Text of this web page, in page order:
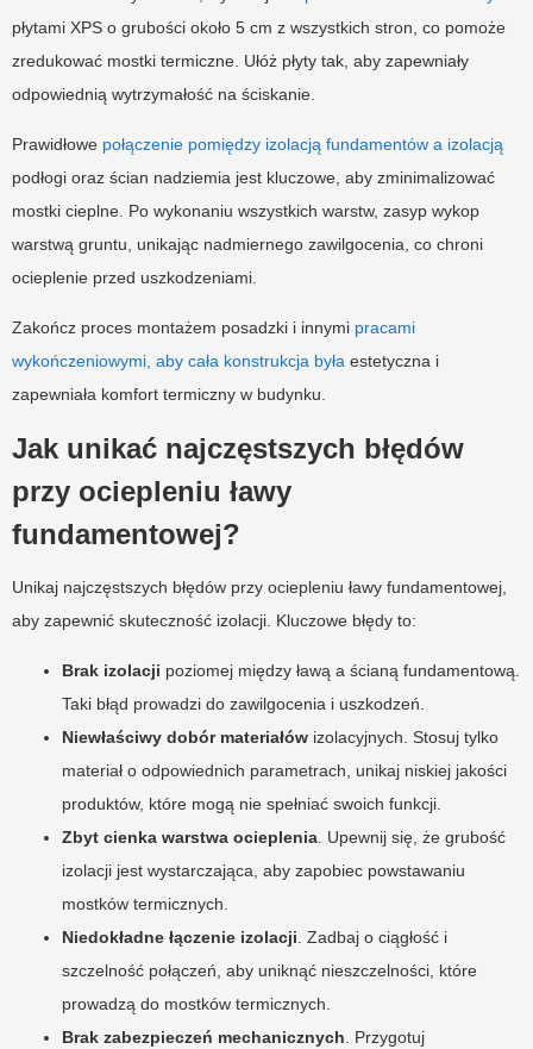
płytami XPS o grubości około 5 cm z wszystkich stron, co pomoże
zredukować mostki termiczne. Ułóż płyty tak, aby zapewniały
odpowiednią wytrzymałość na ściskanie.
Prawidłowe połączenie pomiędzy izolacją fundamentów a izolacją
podłogi oraz ścian nadziemia jest kluczowe, aby zminimalizować
mostki cieplne. Po wykonaniu wszystkich warstw, zasyp wykop
warstwą gruntu, unikając nadmiernego zawilgocenia, co chroni
ocieplenie przed uszkodzeniami.
Zakończ proces montażem posadzki i innymi pracami
wykończeniowymi, aby cała konstrukcja była estetyczna i
zapewniała komfort termiczny w budynku.
Jak unikać najczęstszych błędów
przy ociepleniu ławy
fundamentowej?
Unikaj najczęstszych błędów przy ociepleniu ławy fundamentowej,
aby zapewnić skuteczność izolacji. Kluczowe błędy to:
Brak izolacji poziomej między ławą a ścianą fundamentową.
Taki błąd prowadzi do zawilgocenia i uszkodzeń.
Niewłaściwy dobór materiałów izolacyjnych. Stosuj tylko
materiał o odpowiednich parametrach, unikaj niskiej jakości
produktów, które mogą nie spełniać swoich funkcji.
Zbyt cienka warstwa ocieplenia. Upewnij się, że grubość
izolacji jest wystarczająca, aby zapobiec powstawaniu
mostków termicznych.
Niedokładne łączenie izolacji. Zadbaj o ciągłość i
szczelność połączeń, aby uniknąć nieszczelności, które
prowadzą do mostków termicznych.
Brak zabezpieczeń mechanicznych. Przygotuj